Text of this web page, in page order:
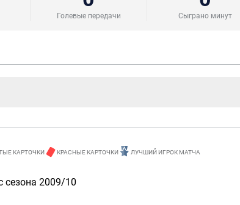
Голевые передачи Сыграно минут
КАРТОЧКИ КРАСНЫЕ КАРТОЧКИ ЛУЧШИЙ ИГРОК МАТЧА
сезона 2009/10